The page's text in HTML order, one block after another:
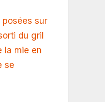
posées sur
du gril
la mie en
se